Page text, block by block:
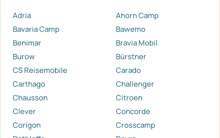
Adria
Ahorn Camp
Bavaria Camp
Bawemo
Benimar
Bravia Mobil
Burow
Bürstner
CS Reisemobile
Carado
Carthago
Challenger
Chausson
Citroen
Clever
Concorde
Corigon
Crosscamp